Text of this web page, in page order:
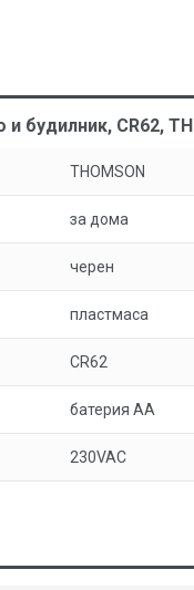
будилник, CR62,
THOMSON
за дома
черен
пластмаса
CR62
батерия АА
230VAC